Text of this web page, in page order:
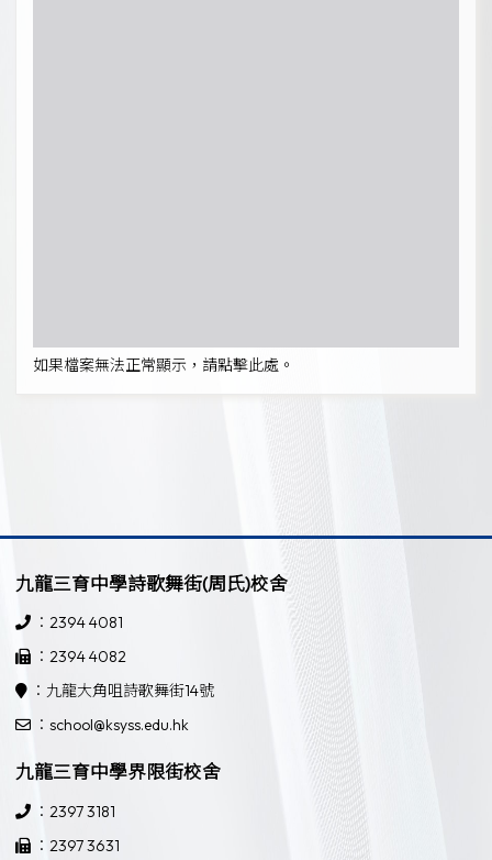
如果檔案無法正常顯示，請點擊此處。
九龍三育中學詩歌舞街(周氏)校舍
：2394 4081
：2394 4082
：九龍大角咀詩歌舞街14號
：school@ksyss.edu.hk
九龍三育中學界限街校舍
：2397 3181
：2397 3631